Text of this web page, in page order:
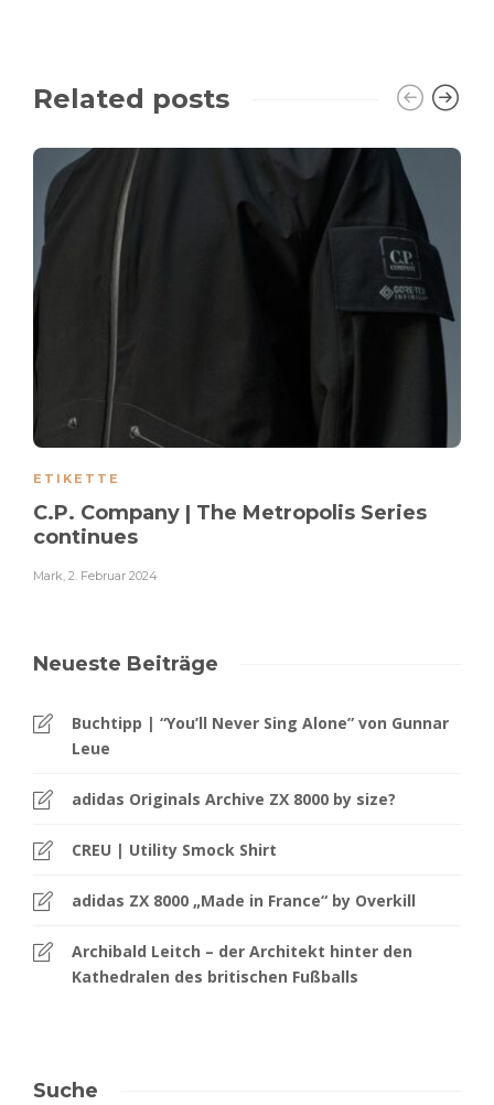
Related posts
ETIKETTE
C.P. Company | The Metropolis Series
continues
Mark, 2. Februar 2024
Neueste Beiträge
Buchtipp | “You’ll Never Sing Alone” von Gunnar
Leue
adidas Originals Archive ZX 8000 by size?
CREU | Utility Smock Shirt
adidas ZX 8000 „Made in France“ by Overkill
Archibald Leitch – der Architekt hinter den
Kathedralen des britischen Fußballs
Suche